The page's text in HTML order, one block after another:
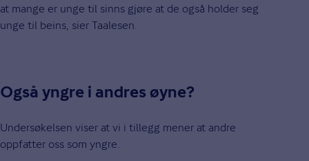
at mange er unge til sinns gjøre at de også holder seg
unge til beins, sier Taalesen.
Også yngre i andres øyne?
Undersøkelsen viser at vi i tillegg mener at andre
oppfatter oss som yngre.